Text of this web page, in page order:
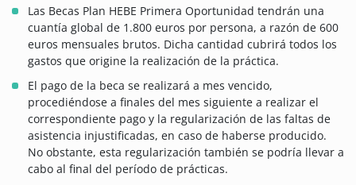
Las Becas Plan HEBE Primera Oportunidad tendrán una
cuantía global de 1.800 euros por persona, a razón de 600
euros mensuales brutos. Dicha cantidad cubrirá todos los
gastos que origine la realización de la práctica.
El pago de la beca se realizará a mes vencido,
procediéndose a finales del mes siguiente a realizar el
correspondiente pago y la regularización de las faltas de
asistencia injustificadas, en caso de haberse producido.
No obstante, esta regularización también se podría llevar a
cabo al final del período de prácticas.